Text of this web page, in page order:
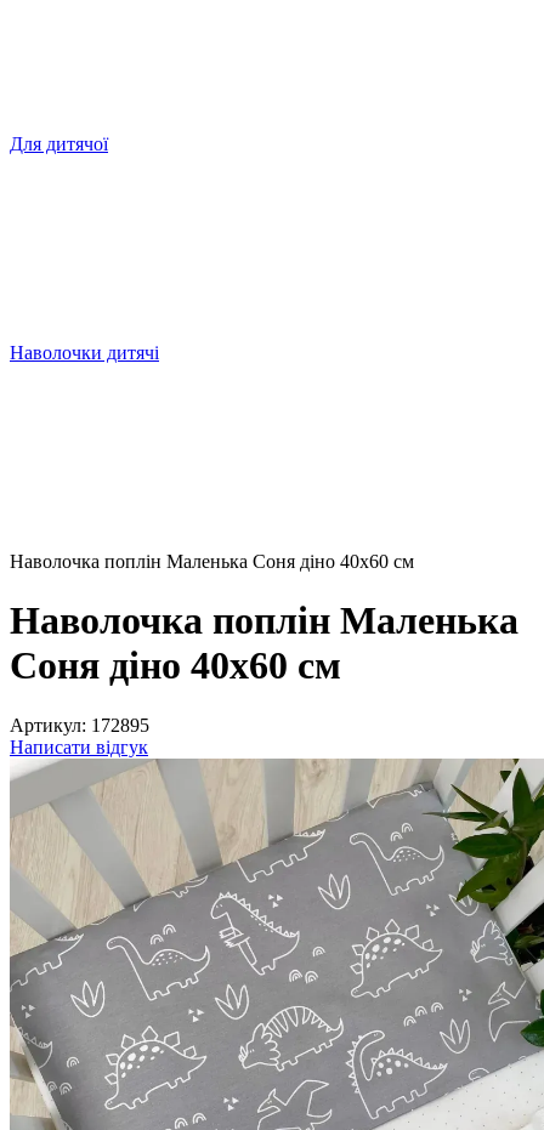
Для дитячої
Наволочки дитячі
Наволочка поплін Маленька Соня діно 40х60 см
Наволочка поплін Маленька
Соня діно 40х60 см
Артикул: 172895
Написати відгук